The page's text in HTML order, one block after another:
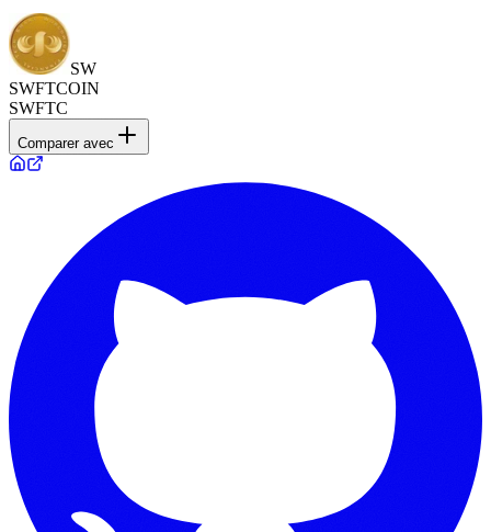
SW
SWFTCOIN
SWFTC
Comparer avec